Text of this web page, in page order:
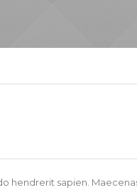
hendrerit sapien.